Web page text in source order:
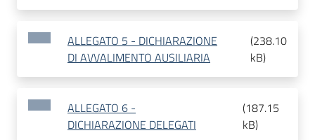
ALLEGATO 5 - DICHIARAZIONE
DI AVVALIMENTO AUSILIARIA
(238.10
kB)
ALLEGATO 6 -
DICHIARAZIONE DELEGATI
(187.15
kB)